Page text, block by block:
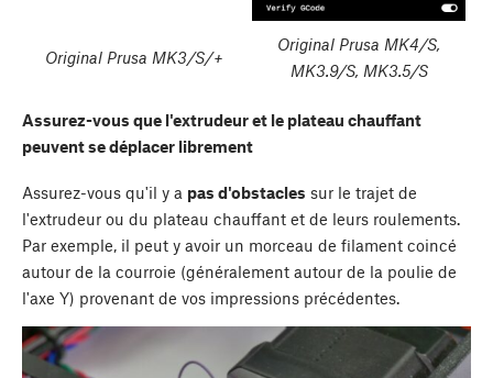
Original Prusa MK3/S/+
Original Prusa MK4/S,
MK3.9/S, MK3.5/S
Assurez-vous que l'extrudeur et le plateau chauffant
peuvent se déplacer librement
Assurez-vous qu'il y a pas d'obstacles sur le trajet de
l'extrudeur ou du plateau chauffant et de leurs roulements.
Par exemple, il peut y avoir un morceau de filament coincé
autour de la courroie (généralement autour de la poulie de
l'axe Y) provenant de vos impressions précédentes.